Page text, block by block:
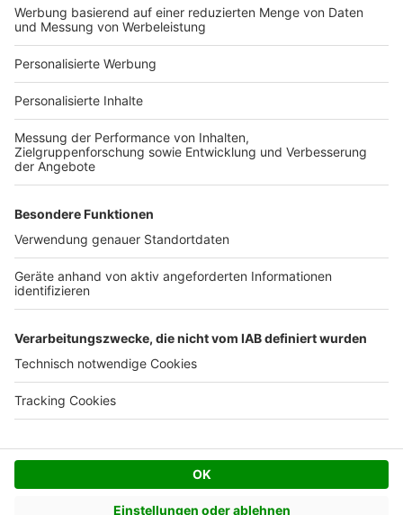
Bauprojekt-Profil
Für Unternehmen
Ihre Baufirma auf bauen.de
Kostenloses Infogespräch
© AVIV Germany GmbH - 2026
Facebook
Twitter